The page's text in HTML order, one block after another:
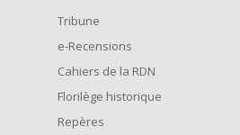
Tribune
e-Recensions
Cahiers de la RDN
Florilège historique
Repères